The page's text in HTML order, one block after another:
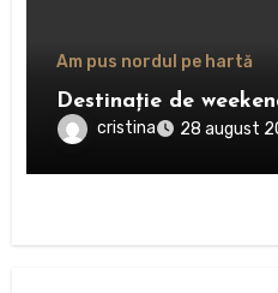
Am pus nordul pe hartă
Destinație de
cristina 28 august